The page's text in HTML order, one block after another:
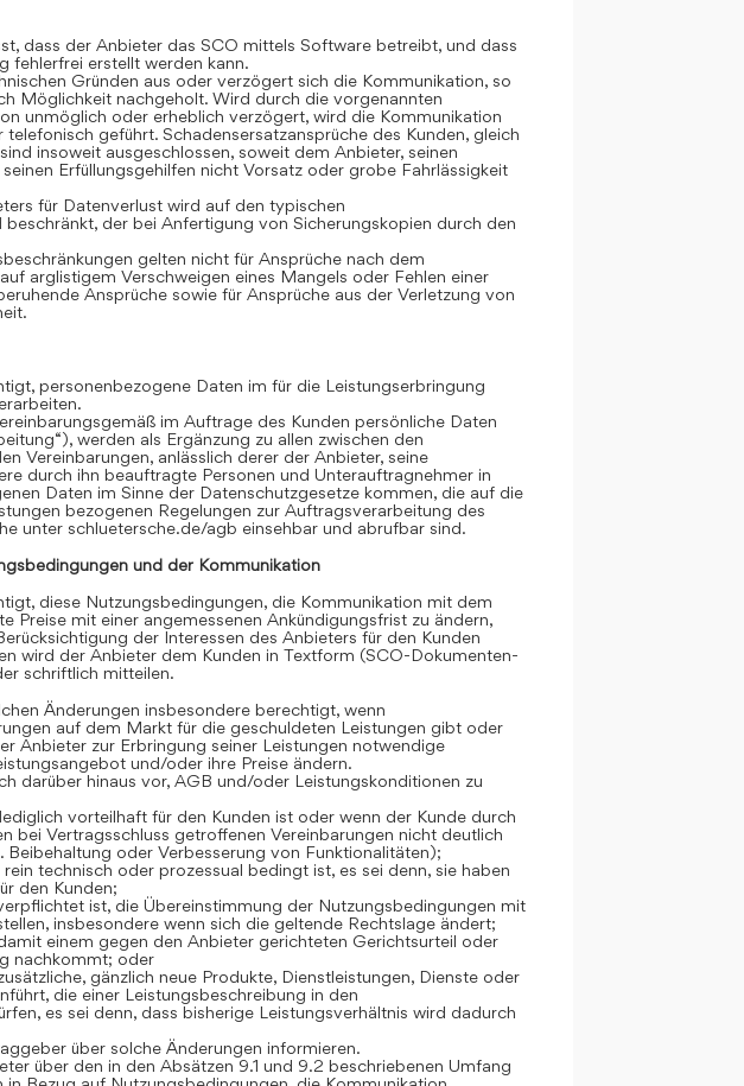
dass der Anbieter das SCO mittels Software betreibt, und dass
fehlerfrei erstellt werden kann.
Gründen aus oder verzögert sich die Kommunikation, so
Möglichkeit nachgeholt. Wird durch die vorgenannten
unmöglich oder erheblich verzögert, wird die Kommunikation
geführt. Schadensersatzansprüche des Kunden, gleich
insoweit ausgeschlossen, soweit dem Anbieter, seinen
Erfüllungsgehilfen nicht Vorsatz oder grobe Fahrlässigkeit
für Datenverlust wird auf den typischen
der bei Anfertigung von Sicherungskopien durch den
gelten nicht für Ansprüche nach dem
arglistigem Verschweigen eines Mangels oder Fehlen einer
Ansprüche sowie für Ansprüche aus der Verletzung von
personenbezogene Daten im für die Leistungserbringung
im Auftrage des Kunden persönliche Daten
werden als Ergänzung zu allen zwischen den
Vereinbarungen, anlässlich derer der Anbieter, seine
durch ihn beauftragte Personen und Unterauftragnehmer in
Daten im Sinne der Datenschutzgesetze kommen, die auf die
bezogenen Regelungen zur Auftragsverarbeitung des
unter schluetersche.de/agb einsehbar und abrufbar sind.
und der Kommunikation
diese Nutzungsbedingungen, die Kommunikation mit dem
Preise mit einer angemessenen Ankündigungsfrist zu ändern,
der Interessen des Anbieters für den Kunden
wird der Anbieter dem Kunden in Textform (SCO-Dokumenten-
schriftlich mitteilen.
Änderungen insbesondere berechtigt, wenn
auf dem Markt für die geschuldeten Leistungen gibt oder
Anbieter zur Erbringung seiner Leistungen notwendige
und/oder ihre Preise ändern.
darüber hinaus vor, AGB und/oder Leistungskonditionen zu
vorteilhaft für den Kunden ist oder wenn der Kunde durch
bei Vertragsschluss getroffenen Vereinbarungen nicht deutlich
Beibehaltung oder Verbesserung von Funktionalitäten);
technisch oder prozessual bedingt ist, es sei denn, sie haben
den Kunden;
ist, die Übereinstimmung der Nutzungsbedingungen mit
insbesondere wenn sich die geltende Rechtslage ändert;
einem gegen den Anbieter gerichteten Gerichtsurteil oder
nachkommt; oder
gänzlich neue Produkte, Dienstleistungen, Dienste oder
die einer Leistungsbeschreibung in den
es sei denn, dass bisherige Leistungsverhältnis wird dadurch
über solche Änderungen informieren.
über den in den Absätzen 9.1 und 9.2 beschriebenen Umfang